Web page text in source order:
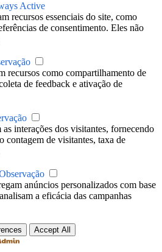
Active
recursos essenciais do site, como
de consentimento. Eles não
recursos como compartilhamento de
de feedback e ativação de
interações dos visitantes, fornecendo
contagem de visitantes, taxa de
anúncios personalizados com base
a eficácia das campanhas
Accept All